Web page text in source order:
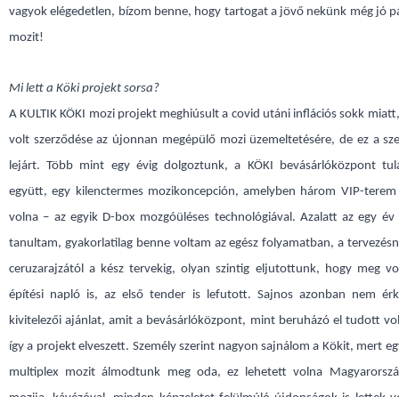
vagyok elégedetlen, bízom benne, hogy tartogat a jövő nekünk még jó
mozit!
Mi lett a Köki projekt sorsa?
A KULTIK KÖKI mozi projekt meghiúsult a covid utáni inflációs sokk
volt szerződése az újonnan megépülő mozi üzemeltetésére, de ez a
lejárt. Több mint egy évig dolgoztunk, a KÖKI bevásárlóközpont
együtt, egy kilenctermes mozikoncepción, amelyben három VIP-terem
volna – az egyik D-box mozgóüléses technológiával. Azalatt az egy
tanultam, gyakorlatilag benne voltam az egész folyamatban, a
ceruzarajzától a kész tervekig, olyan szintig eljutottunk, hogy meg
építési napló is, az első tender is lefutott. Sajnos azonban nem
kivitelezői ajánlat, amit a bevásárlóközpont, mint beruházó el tudott
így a projekt elveszett. Személy szerint nagyon sajnálom a Kökit, mert
multiplex mozit álmodtunk meg oda, ez lehetett volna